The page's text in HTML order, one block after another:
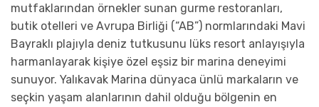
mutfaklarından örnekler sunan gurme restoranları,
butik otelleri ve Avrupa Birliği (“AB”) normlarındaki Mavi
Bayraklı plajıyla deniz tutkusunu lüks resort anlayışıyla
harmanlayarak kişiye özel eşsiz bir marina deneyimi
sunuyor. Yalıkavak Marina dünyaca ünlü markaların ve
seçkin yaşam alanlarının dahil olduğu bölgenin en